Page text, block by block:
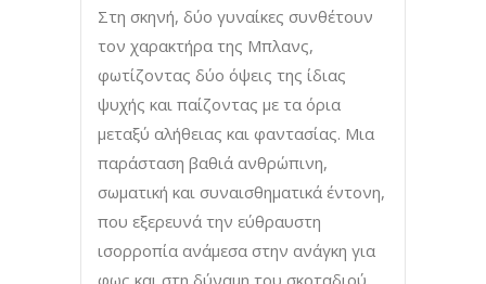
Στη σκηνή, δύο γυναίκες συνθέτουν
τον χαρακτήρα της Μπλανς,
φωτίζοντας δύο όψεις της ίδιας
ψυχής και παίζοντας με τα όρια
μεταξύ αλήθειας και φαντασίας. Μια
παράσταση βαθιά ανθρώπινη,
σωματική και συναισθηματικά έντονη,
που εξερευνά την εύθραυστη
ισορροπία ανάμεσα στην ανάγκη για